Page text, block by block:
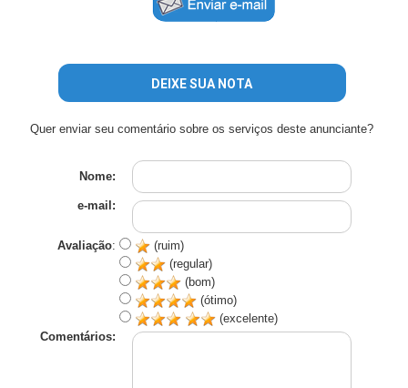
DEIXE SUA NOTA
Quer enviar seu comentário sobre os serviços deste anunciante?
Nome:
e-mail:
Avaliação:
(ruim)
(regular)
(bom)
(ótimo)
(excelente)
Comentários: